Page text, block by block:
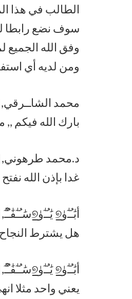
الطالب في هذا
سوف نضع رابطا
وفق الله
ومن لديه أي
محمد الشاــرقي, [٢٥.٠٣.٢٠
بارك الله فيكم ,,
د.محمد طرهوني, [٢٥.٠٣.٢٠
غدا بإذن الله
أبَٰـُـٰٓﯛ̲୭ يَٰـُـٰٓﯛ̲୭سَٰـُـٰٓفَٰ͒ـُـٰٓ, [٢٥.٠٣.٢٠ ١٨:٣٢]
هل يشترط
أبَٰـُـٰٓﯛ̲୭ يَٰـُـٰٓﯛ̲୭سَٰـُـٰٓفَٰ͒ـُـٰٓ, [٢٥.٠٣.٢٠ ١٨:٣٤]
يعني واحد مثلا